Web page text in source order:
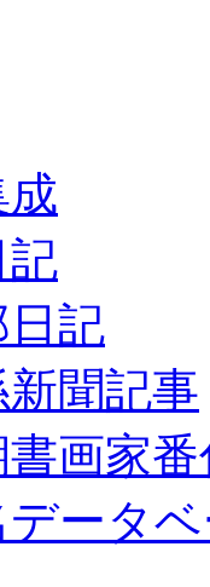
記
日記
聞記事
画家
ータ